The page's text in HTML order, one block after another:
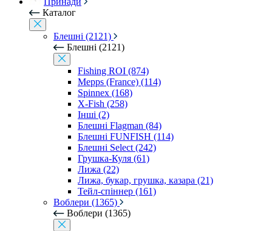
Каталог
Блешні (2121)
Блешні (2121)
Fishing ROI (874)
Mepps (France) (114)
Spinnex (168)
X-Fish (258)
Інші (2)
Блешні Flagman (84)
Блешні FUNFISH (114)
Блешні Select (242)
Грушка-Куля (61)
Лижа (22)
Лижа, букар, грушка, казара (21)
Тейл-спіннер (161)
Воблери (1365)
Воблери (1365)